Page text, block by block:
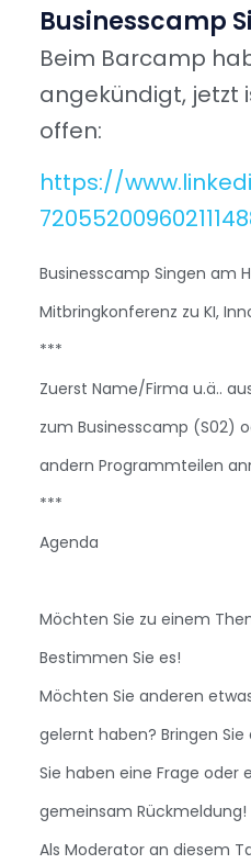
Businesscamp
Beim Barcamp
angekündigt, jetzt
offen:
https://
Businesscamp Singen am
Mitbringkonferenz zu KI,
***
Zuerst Name/Firma u.ä..
zum Businesscamp (S02)
andern Programmteilen
***
Agenda
Möchten Sie zu einem
Bestimmen Sie es!
Möchten Sie anderen
gelernt haben? Bringen Sie
Sie haben eine Frage oder
gemeinsam Rückmeldung!
Als Moderator an diesem